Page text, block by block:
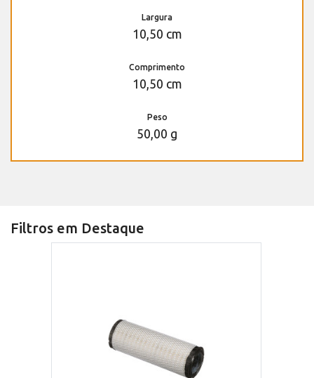
Largura
10,50 cm
Comprimento
10,50 cm
Peso
50,00 g
Filtros em Destaque